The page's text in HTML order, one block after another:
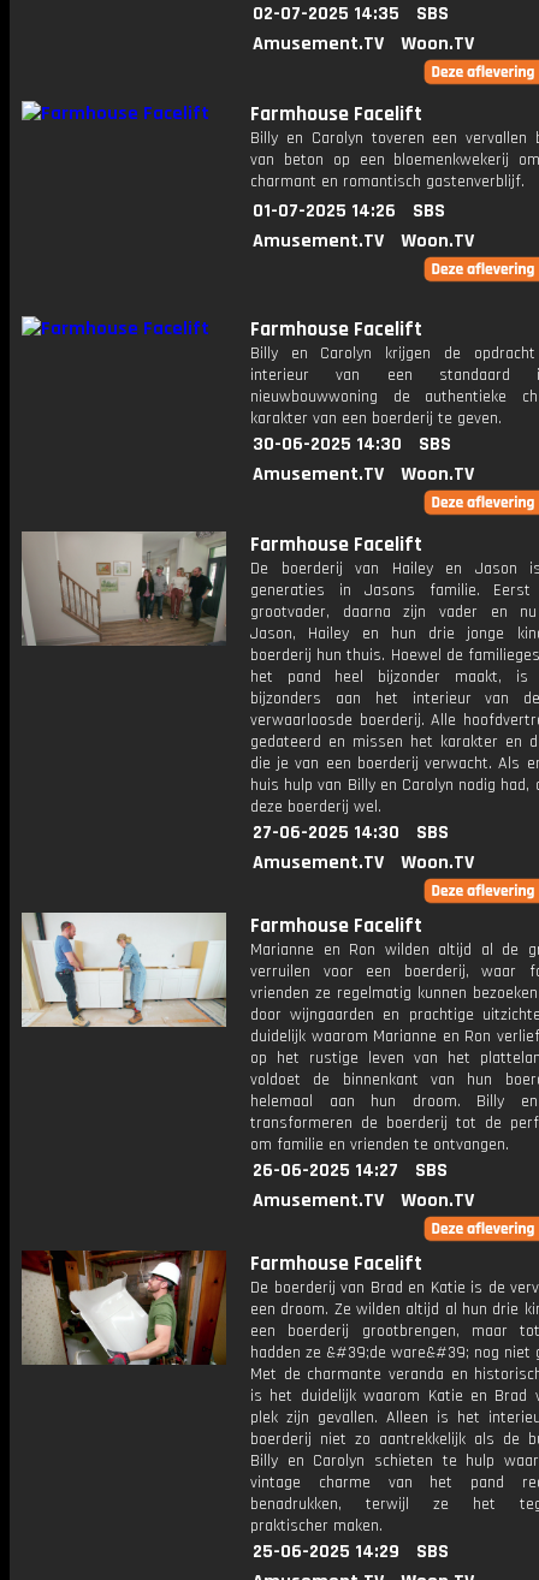
02-07-2025 14:35
SBS
Amusement.TV
Woon.TV
Farmhouse Facelift
Billy en Carolyn toveren een vervallen
van beton op een bloemenkwekerij
charmant en romantisch gastenverblijf.
01-07-2025 14:26
SBS
Amusement.TV
Woon.TV
Farmhouse Facelift
Billy en Carolyn krijgen de
interieur van een standaard
nieuwbouwwoning de authentieke
karakter van een boerderij te geven.
30-06-2025 14:30
SBS
Amusement.TV
Woon.TV
Farmhouse Facelift
De boerderij van Hailey en Jason
generaties in Jasons familie.
grootvader, daarna zijn vader en
Jason, Hailey en hun drie jonge
boerderij hun thuis. Hoewel de
het pand heel bijzonder maakt,
bijzonders aan het interieur van
verwaarloosde boerderij. Alle
gedateerd en missen het karakter en
die je van een boerderij verwacht. Als
huis hulp van Billy en Carolyn nodig had,
deze boerderij wel.
27-06-2025 14:30
SBS
Amusement.TV
Woon.TV
Farmhouse Facelift
Marianne en Ron wilden altijd al de
verruilen voor een boerderij, waar
vrienden ze regelmatig kunnen
door wijngaarden en prachtige
duidelijk waarom Marianne en Ron
op het rustige leven van het
voldoet de binnenkant van hun
helemaal aan hun droom. Billy
transformeren de boerderij tot de
om familie en vrienden te ontvangen.
26-06-2025 14:27
SBS
Amusement.TV
Woon.TV
Farmhouse Facelift
De boerderij van Brad en Katie is de
een droom. Ze wilden altijd al hun drie
een boerderij grootbrengen, maar
hadden ze &#39;de ware&#39; nog niet
Met de charmante veranda en
is het duidelijk waarom Katie en Brad
plek zijn gevallen. Alleen is het
boerderij niet zo aantrekkelijk als de
Billy en Carolyn schieten te hulp
vintage charme van het pand
benadrukken, terwijl ze het
praktischer maken.
25-06-2025 14:29
SBS